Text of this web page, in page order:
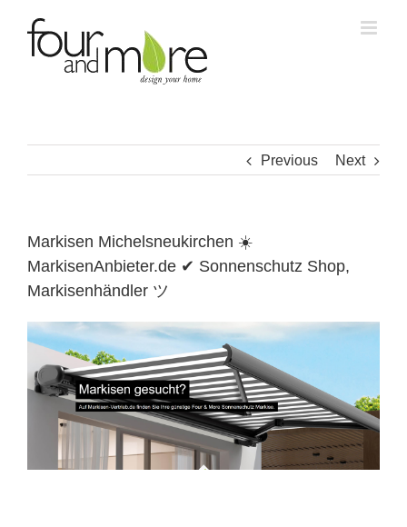
content
Previous Next
Markisen Michelsneukirchen ☀️
MarkisenAnbieter.de ✔ Sonnenschutz Shop,
Markisenhändler ツ